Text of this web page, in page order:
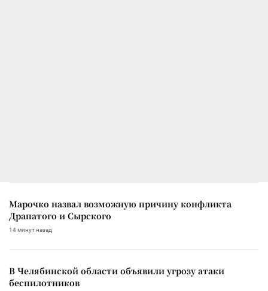
Марочко назвал возможную причину конфликта
Драпатого и Сырского
14 минут назад
В Челябинской области объявили угрозу атаки
беспилотников